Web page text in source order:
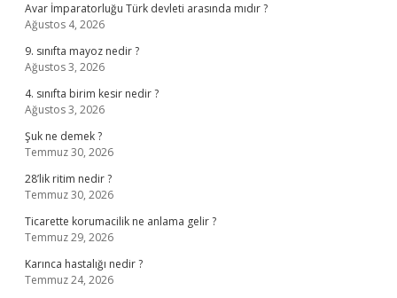
Avar İmparatorluğu Türk devleti arasında mıdır ?
Ağustos 4, 2026
9. sınıfta mayoz nedir ?
Ağustos 3, 2026
4. sınıfta birim kesir nedir ?
Ağustos 3, 2026
Şuk ne demek ?
Temmuz 30, 2026
28’lik ritim nedir ?
Temmuz 30, 2026
Ticarette korumacilik ne anlama gelir ?
Temmuz 29, 2026
Karınca hastalığı nedir ?
Temmuz 24, 2026